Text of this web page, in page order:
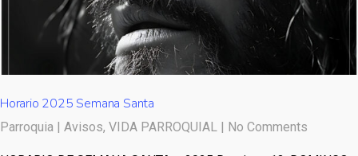
Horario 2025 Semana Santa
Parroquia Avisos, VIDA PARROQUIAL No Comments